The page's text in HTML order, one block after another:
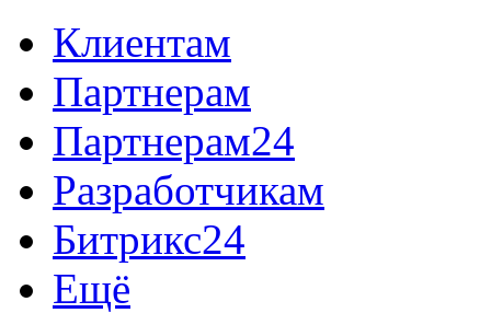
Клиентам
Партнерам
Партнерам24
Разработчикам
Битрикс24
Ещё